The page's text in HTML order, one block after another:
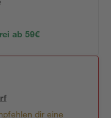
ab 59€
dir eine